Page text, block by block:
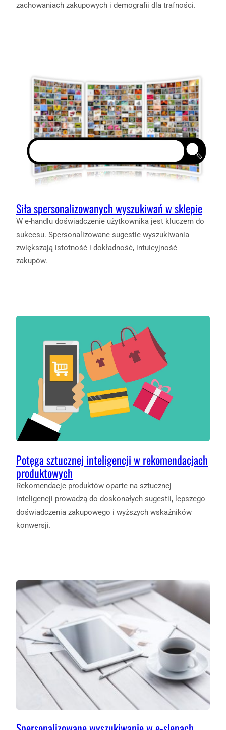
zachowaniach zakupowych i demografii dla trafności.
Siła spersonalizowanych wyszukiwań w sklepie
W e-handlu doświadczenie użytkownika jest kluczem do
sukcesu. Spersonalizowane sugestie wyszukiwania
zwiększają istotność i dokładność, intuicyjność
zakupów.
Potęga sztucznej inteligencji w rekomendacjach
produktowych
Rekomendacje produktów oparte na sztucznej
inteligencji prowadzą do doskonałych sugestii, lepszego
doświadczenia zakupowego i wyższych wskaźników
konwersji.